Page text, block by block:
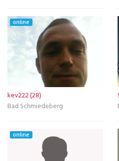
online
kev222 (28)
Bad Schmiedeberg
online